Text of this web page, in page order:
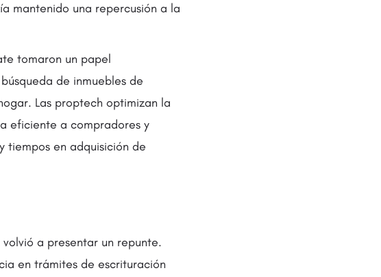
mantenido una repercusión a la
tomaron un papel
de inmuebles de
Las proptech optimizan la
eficiente a compradores y
tiempos en adquisición de
a presentar un repunte.
en trámites de escrituración